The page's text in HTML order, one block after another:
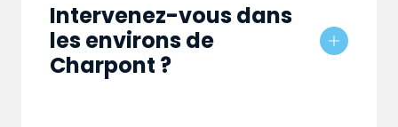
Intervenez-vous dans
les environs de
Charpont ?